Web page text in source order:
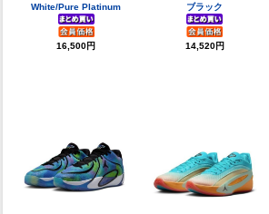
White/Pure Platinum
16,500円
ブラック
14,520円